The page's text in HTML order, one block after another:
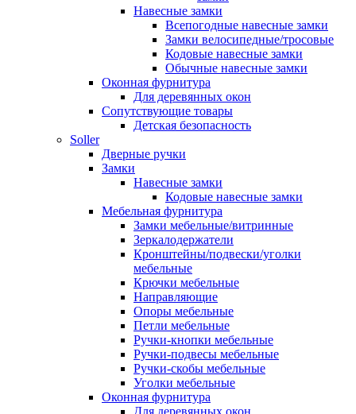
Навесные замки
Всепогодные навесные замки
Замки велосипедные/тросовые
Кодовые навесные замки
Обычные навесные замки
Оконная фурнитура
Для деревянных окон
Сопутствующие товары
Детская безопасность
Soller
Дверные ручки
Замки
Навесные замки
Кодовые навесные замки
Мебельная фурнитура
Замки мебельные/витринные
Зеркалодержатели
Кронштейны/подвески/уголки
мебельные
Крючки мебельные
Направляющие
Опоры мебельные
Петли мебельные
Ручки-кнопки мебельные
Ручки-подвесы мебельные
Ручки-скобы мебельные
Уголки мебельные
Оконная фурнитура